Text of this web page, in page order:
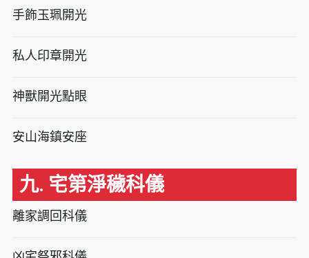
手飾玉珮開光
私人印章開光
神獸開光點眼
安山海鎮安座
九. 宅第淨穢科儀
離家調回科儀